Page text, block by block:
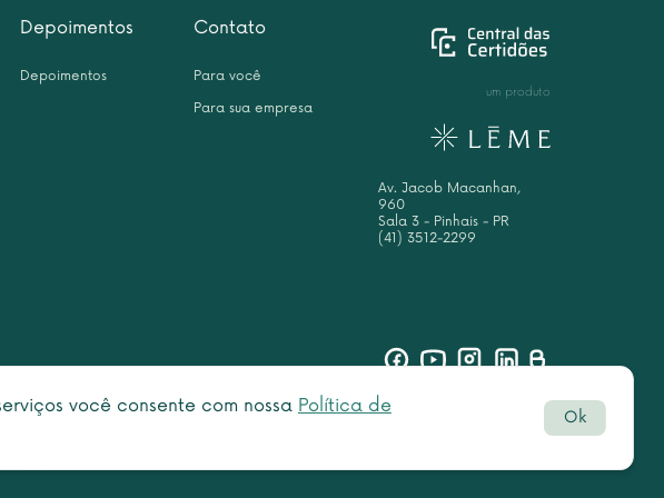
você consente com nossa Política de
Ok
Depoimentos
Depoimentos
Contato
Para você
Para sua empresa
um produto
Av. Jacob Macanhan,
960
Sala 3 - Pinhais - PR
(41) 3512-2299
Botão